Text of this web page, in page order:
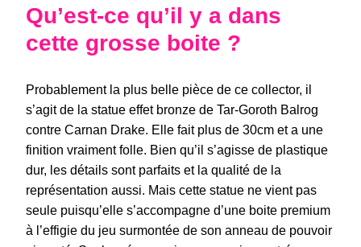
Qu’est-ce qu’il y a dans
cette grosse boite ?
Probablement la plus belle pièce de ce collector, il
s’agit de la statue effet bronze de Tar-Goroth Balrog
contre Carnan Drake. Elle fait plus de 30cm et a une
finition vraiment folle. Bien qu’il s’agisse de plastique
dur, les détails sont parfaits et la qualité de la
représentation aussi. Mais cette statue ne vient pas
seule puisqu’elle s’accompagne d’une boite premium
à l’effigie du jeu surmontée de son anneau de pouvoir